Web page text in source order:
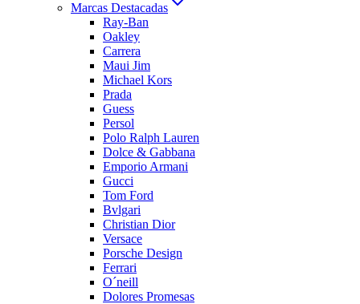
Marcas Destacadas
Ray-Ban
Oakley
Carrera
Maui Jim
Michael Kors
Prada
Guess
Persol
Polo Ralph Lauren
Dolce & Gabbana
Emporio Armani
Gucci
Tom Ford
Bvlgari
Christian Dior
Versace
Porsche Design
Ferrari
O´neill
Dolores Promesas